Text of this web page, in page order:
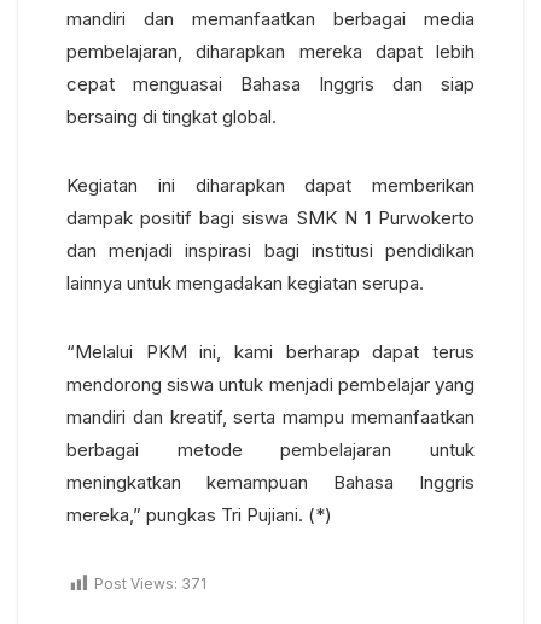
mandiri dan memanfaatkan berbagai media
pembelajaran, diharapkan mereka dapat lebih
cepat menguasai Bahasa Inggris dan siap
bersaing di tingkat global.
Kegiatan ini diharapkan dapat memberikan
dampak positif bagi siswa SMK N 1 Purwokerto
dan menjadi inspirasi bagi institusi pendidikan
lainnya untuk mengadakan kegiatan serupa.
“Melalui PKM ini, kami berharap dapat terus
mendorong siswa untuk menjadi pembelajar yang
mandiri dan kreatif, serta mampu memanfaatkan
berbagai metode pembelajaran untuk
meningkatkan kemampuan Bahasa Inggris
mereka,” pungkas Tri Pujiani. (*)
Post Views: 371